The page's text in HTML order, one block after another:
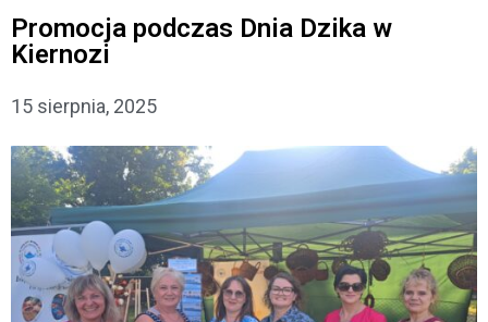
Promocja podczas Dnia Dzika w
Kiernozi
15 sierpnia, 2025